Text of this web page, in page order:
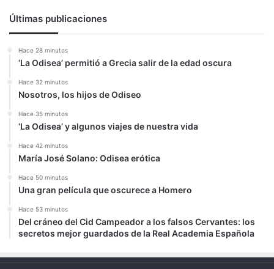
Últimas publicaciones
Hace 28 minutos
‘La Odisea’ permitió a Grecia salir de la edad oscura
Hace 32 minutos
Nosotros, los hijos de Odiseo
Hace 35 minutos
‘La Odisea’ y algunos viajes de nuestra vida
Hace 42 minutos
María José Solano: Odisea erótica
Hace 50 minutos
Una gran película que oscurece a Homero
Hace 53 minutos
Del cráneo del Cid Campeador a los falsos Cervantes: los
secretos mejor guardados de la Real Academia Española